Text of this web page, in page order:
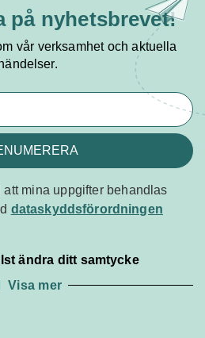
på nyhetsbrevet!
vår verksamhet och aktuella
händelser.
mina uppgifter behandlas
dataskyddsförordningen
dataskyddsförordningen
ändra ditt samtycke
Visa mer